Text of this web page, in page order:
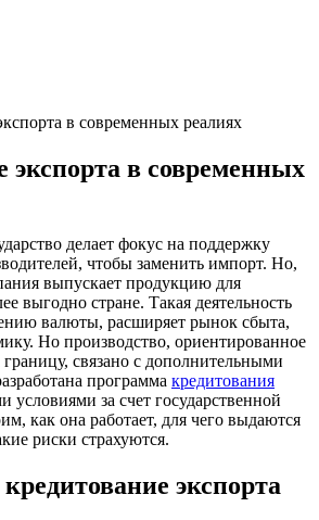
в современных реалиях
экспорта в современных
делает фокус на поддержку
чтобы заменить импорт. Но,
выпускает продукцию для
выгодно стране. Такая деятельность
валюты, расширяет рынок сбыта,
Но производство, ориентированное
границу, связано с дополнительными
программа кредитования
условиями за счет государственной
как она работает, для чего выдаются
риски страхуются.
экспорта